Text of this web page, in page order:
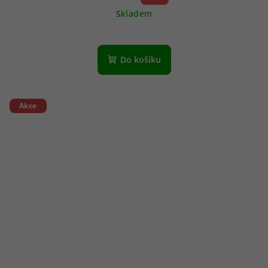
Skladem
Do košíku
Akce